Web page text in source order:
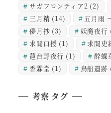
サガフロンティア2 (2)
三月精 (14) 五月雨
儚月抄 (3) 妖魔夜行
求聞口授 (1) 求聞史
蓮台野夜行 (1) 酔蝶
香霖堂 (1) 鳥船遺跡
考察 タグ